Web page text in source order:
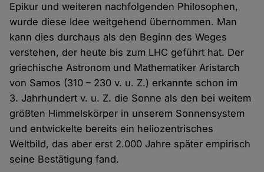
Epikur und weiteren nach­folgenden Philosophen,
wurde diese Idee weit­gehend übernommen. Man
kann dies durchaus als den Beginn des Weges
verstehen, der heute bis zum LHC geführt hat. Der
griechische Astronom und Mathematiker Aristarch
von Samos (310 – 230 v. u. Z.) erkannte schon im
3. Jahrhundert v. u. Z. die Sonne als den bei weitem
größten Himmels­körper in unserem Sonnen­system
und entwickelte bereits ein helio­­zentrisches
Weltbild, das aber erst 2.000 Jahre später empirisch
seine Bestätigung fand.